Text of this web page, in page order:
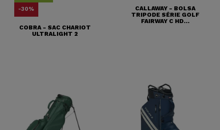
-30%
COBRA - SAC CHARIOT
ULTRALIGHT 2
CALLAWAY - BOLSA
TRIPODE SÉRIE GOLF
FAIRWAY C HD...